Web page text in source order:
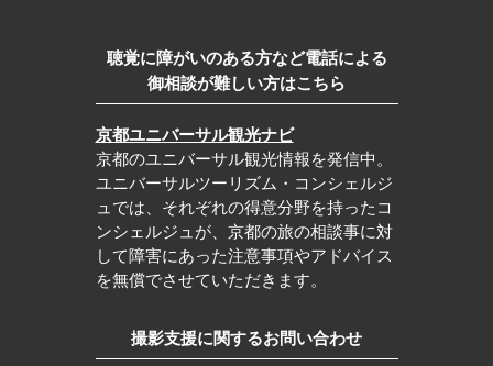
聴覚に障がいのある方など電話による
御相談が難しい方はこちら
京都ユニバーサル観光ナビ
京都のユニバーサル観光情報を発信中。
ユニバーサルツーリズム・コンシェルジ
ュでは、それぞれの得意分野を持ったコ
ンシェルジュが、京都の旅の相談事に対
して障害にあった注意事項やアドバイス
を無償でさせていただきます。
撮影支援に関するお問い合わせ